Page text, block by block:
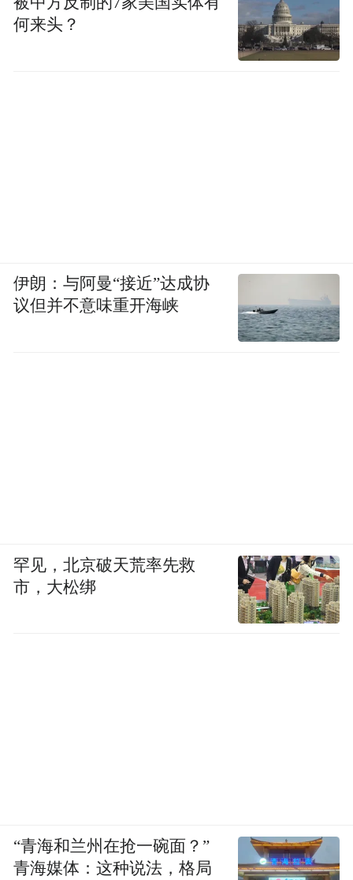
何来头？
伊朗：与阿曼“接近”达成协
议但并不意味重开海峡
罕见，北京破天荒率先救
市，大松绑
“青海和兰州在抢一碗面？”
青海媒体：这种说法，格局